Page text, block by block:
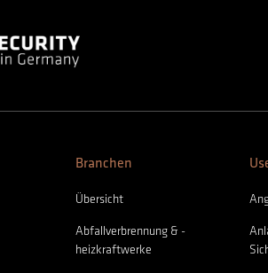
Branchen
Übersicht
Abfallverbrennung & -
heizkraftwerke